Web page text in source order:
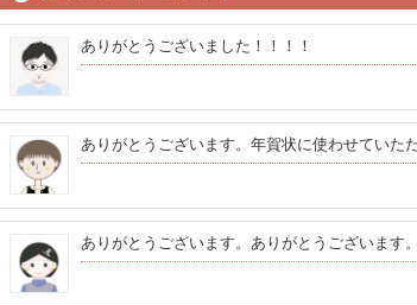
ありがとうございました！！！！
ありがとうございます。年賀状に使わせていただ
ありがとうございます。ありがとうございます。